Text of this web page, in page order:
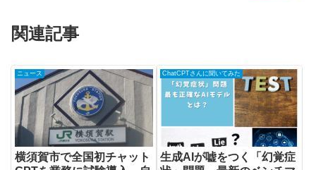
関連記事
ニュース
横須賀市で全国初チャット
ChatCPTさんに聞いてみた
生成AIが嘘をつく「幻覚症